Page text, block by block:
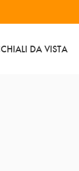
DA VISTA